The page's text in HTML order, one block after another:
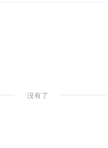
没有了